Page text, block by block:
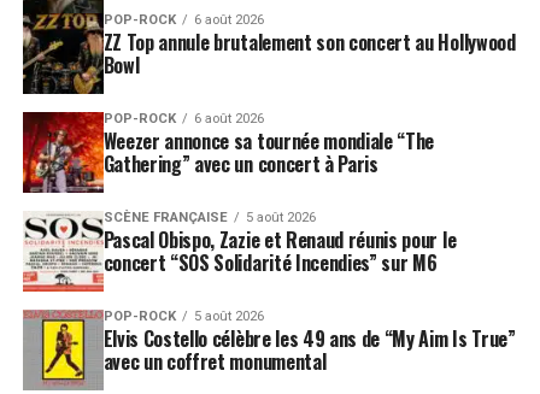
POP-ROCK 6 août 2026
ZZ Top annule brutalement son concert au Hollywood
Bowl
POP-ROCK 6 août 2026
Weezer annonce sa tournée mondiale “The
Gathering” avec un concert à Paris
SCÈNE FRANÇAISE 5 août 2026
Pascal Obispo, Zazie et Renaud réunis pour le
concert “SOS Solidarité Incendies” sur M6
POP-ROCK 5 août 2026
Elvis Costello célèbre les 49 ans de “My Aim Is True”
avec un coffret monumental